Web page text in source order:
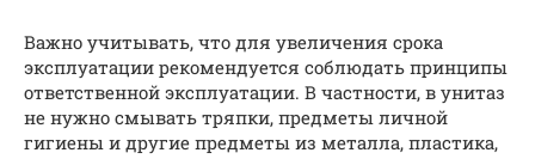
Важно учитывать, что для увеличения срока
эксплуатации рекомендуется соблюдать принципы
ответственной эксплуатации. В частности, в унитаз
не нужно смывать тряпки, предметы личной
гигиены и другие предметы из металла, пластика,